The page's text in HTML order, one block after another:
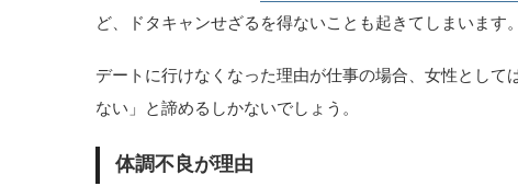
ど、ドタキャンせざるを得ないことも起きてしまいます。
デートに行けなくなった理由が仕事の場合、女性とし
ない」と諦めるしかないでしょう。
体調不良が理由